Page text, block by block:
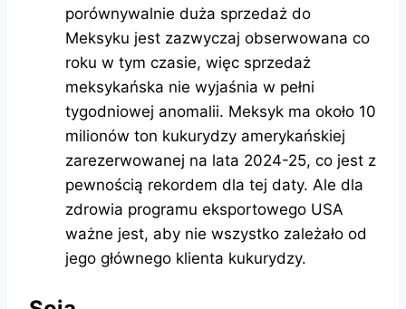
porównywalnie duża sprzedaż do
Meksyku jest zazwyczaj obserwowana co
roku w tym czasie, więc sprzedaż
meksykańska nie wyjaśnia w pełni
tygodniowej anomalii. Meksyk ma około 10
milionów ton kukurydzy amerykańskiej
zarezerwowanej na lata 2024-25, co jest z
pewnością rekordem dla tej daty. Ale dla
zdrowia programu eksportowego USA
ważne jest, aby nie wszystko zależało od
jego głównego klienta kukurydzy.